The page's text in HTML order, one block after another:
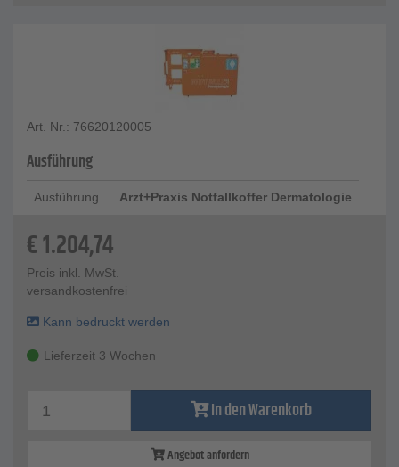
Art. Nr.: 76620120005
Ausführung
Ausführung Arzt+Praxis Notfallkoffer Dermatologie
€1.204,74
Preis inkl. MwSt.
versandkostenfrei
Kann bedruckt werden
Lieferzeit 3 Wochen
In den Warenkorb
Angebot anfordern